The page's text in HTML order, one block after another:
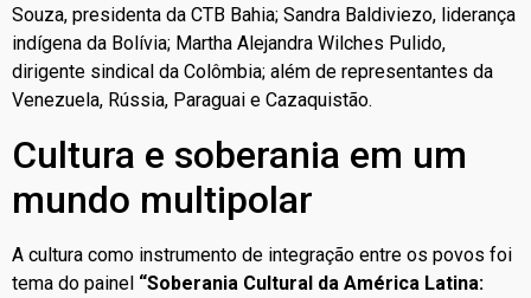
Souza, presidenta da CTB Bahia; Sandra Baldiviezo, liderança
indígena da Bolívia; Martha Alejandra Wilches Pulido,
dirigente sindical da Colômbia; além de representantes da
Venezuela, Rússia, Paraguai e Cazaquistão.
Cultura e soberania em um
mundo multipolar
A cultura como instrumento de integração entre os povos foi
tema do painel “Soberania Cultural da América Latina: